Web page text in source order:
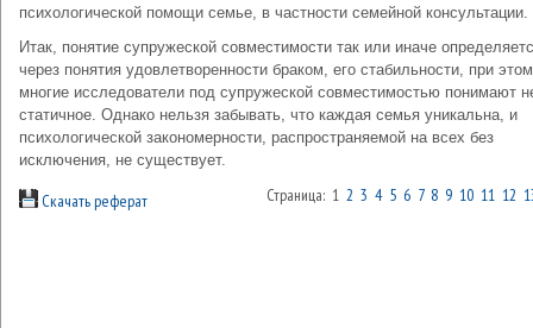
психологической помощи семье, в частности семейной консультации.
Итак, понятие супружеской совместимости так или иначе
через понятия удовлетворенности браком, его стабильности, при этом
многие исследователи под супружеской совместимостью понимают
статичное. Однако нельзя забывать, что каждая семья уникальна, и
психологической закономерности, распространяемой на всех без
исключения, не существует.
Скачать реферат Страница: 1 2 3 4 5 6 7 8 9 10 11 12